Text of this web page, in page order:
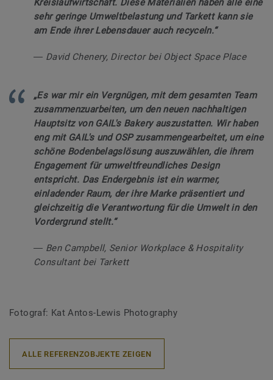
Kreislaufwirtschaft. Diese Materialien haben alle eine
sehr geringe Umweltbelastung und Tarkett kann sie
am Ende ihrer Lebensdauer auch recyceln.“
― David Chenery, Director bei Object Space Place
„Es war mir ein Vergnügen, mit dem gesamten Team
zusammenzuarbeiten, um den neuen nachhaltigen
Hauptsitz von GAIL's Bakery auszustatten. Wir haben
eng mit GAIL's und OSP zusammengearbeitet, um eine
schöne Bodenbelagslösung auszuwählen, die ihrem
Engagement für umweltfreundliches Design
entspricht. Das Endergebnis ist ein warmer,
einladender Raum, der ihre Marke präsentiert und
gleichzeitig die Verantwortung für die Umwelt in den
Vordergrund stellt.“
― Ben Campbell, Senior Workplace & Hospitality
Consultant bei Tarkett
Fotograf: Kat Antos-Lewis Photography
ALLE REFERENZOBJEKTE ZEIGEN